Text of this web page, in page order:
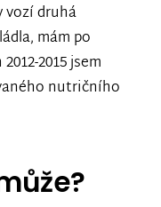
vozí druhá
mám po
2015 jsem
nutričního